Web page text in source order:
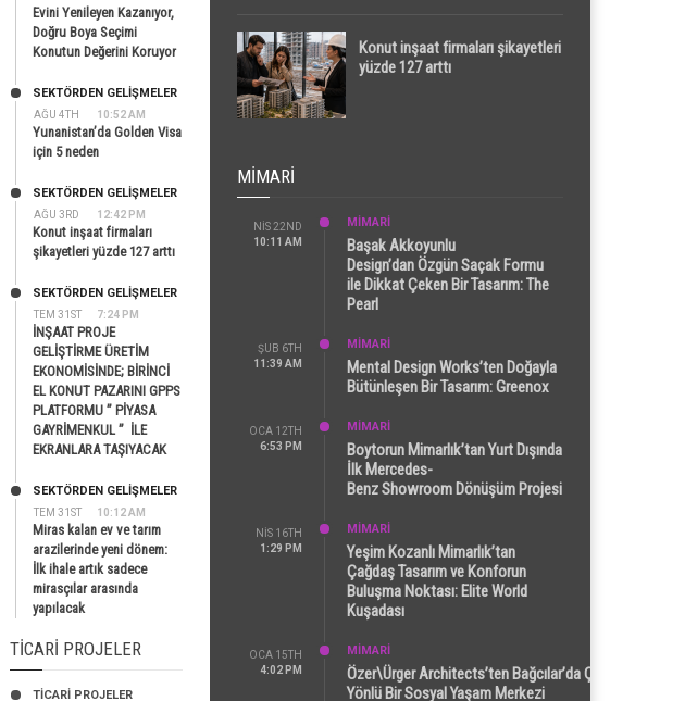
Evini Yenileyen Kazanıyor,
Doğru Boya Seçimi
Konutun Değerini Koruyor
AĞU 4TH 10:52 AM
SEKTÖRDEN GELIŞMELER
Yunanistan’da Golden Visa
için 5 neden
AĞU 3RD 12:42 PM
SEKTÖRDEN GELIŞMELER
Konut inşaat firmaları
şikayetleri yüzde 127 arttı
TEM 31ST 7:24 PM
SEKTÖRDEN GELIŞMELER
İNŞAAT PROJE
GELİŞTİRME ÜRETİM
EKONOMİSİNDE; BİRİNCİ
EL KONUT PAZARINI GPPS
PLATFORMU ” PİYASA
GAYRİMENKUL ” İLE
EKRANLARA TAŞIYACAK
TEM 31ST 10:12 AM
SEKTÖRDEN GELIŞMELER
Miras kalan ev ve tarım
arazilerinde yeni dönem:
İlk ihale artık sadece
mirasçılar arasında
yapılacak
TICARI PROJELER
TİCARİ PROJELER
Konut inşaat firmaları şikayetleri
yüzde 127 arttı
MIMARI
NIS 22ND
10:11 AM
MİMARİ
Başak Akkoyunlu
Design’dan Özgün Saçak Formu
ile Dikkat Çeken Bir Tasarım: The
Pearl
ŞUB 6TH
11:39 AM
MİMARİ
Mental Design Works’ten Doğayla
Bütünleşen Bir Tasarım: Greenox
OCA 12TH
6:53 PM
MİMARİ
Boytorun Mimarlık’tan Yurt Dışında
İlk Mercedes-
Benz Showroom Dönüşüm Projesi
NIS 16TH
1:29 PM
MİMARİ
Yeşim Kozanlı Mimarlık’tan
Çağdaş Tasarım ve Konforun
Buluşma Noktası: Elite World
Kuşadası
OCA 15TH
4:02 PM
MİMARİ
Özer\Ürger Architects’ten Bağcılar’da Çok
Yönlü Bir Sosyal Yaşam Merkezi